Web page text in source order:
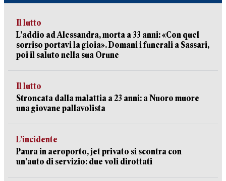
Il lutto
L’addio ad Alessandra, morta a 33 anni: «Con quel
sorriso portavi la gioia». Domani i funerali a Sassari,
poi il saluto nella sua Orune
Il lutto
Stroncata dalla malattia a 23 anni: a Nuoro muore
una giovane pallavolista
L’incidente
Paura in aeroporto, jet privato si scontra con
un’auto di servizio: due voli dirottati